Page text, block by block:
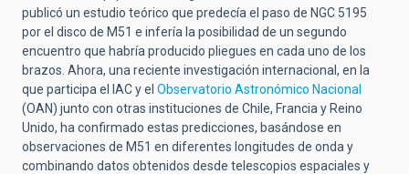
publicó un estudio teórico que predecía el paso de NGC 5195
por el disco de M51 e infería la posibilidad de un segundo
encuentro que habría producido pliegues en cada uno de los
brazos. Ahora, una reciente investigación internacional, en la
que participa el IAC y el Observatorio Astronómico Nacional
(OAN) junto con otras instituciones de Chile, Francia y Reino
Unido, ha confirmado estas predicciones, basándose en
observaciones de M51 en diferentes longitudes de onda y
combinando datos obtenidos desde telescopios espaciales y